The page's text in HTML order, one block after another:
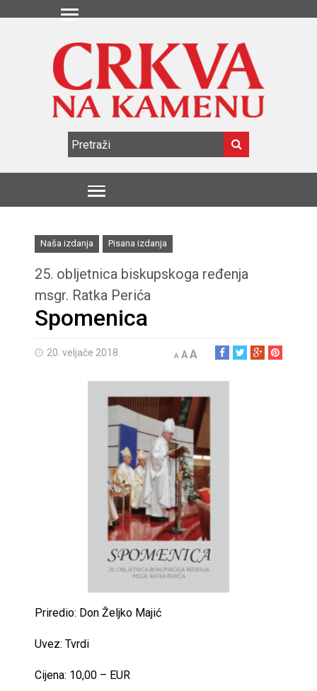
Naša izdanja Pisana izdanja
25. obljetnica biskupskoga ređenja
msgr. Ratka Perića
Spomenica
20. veljače 2018. A AA
Priredio: Don Željko Majić
Uvez: Tvrdi
Cijena: 10,00 – EUR